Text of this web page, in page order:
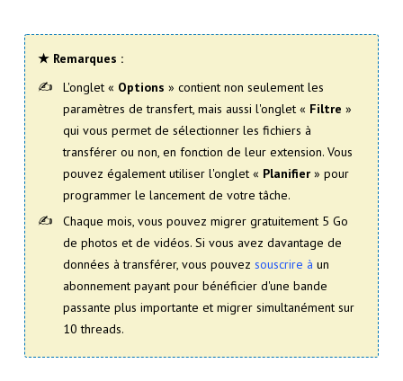
★ Remarques :
L'onglet « Options » contient non seulement les
paramètres de transfert, mais aussi l'onglet « Filtre »
qui vous permet de sélectionner les fichiers à
transférer ou non, en fonction de leur extension. Vous
pouvez également utiliser l'onglet « Planifier» pour
programmer le lancement de votre tâche.
Chaque mois, vous pouvez migrer gratuitement 5 Go
de photos et de vidéos. Si vous avez davantage de
données à transférer, vous pouvez souscrire à un
abonnement payant pour bénéficier d'une bande
passante plus importante et migrer simultanément sur
10 threads.